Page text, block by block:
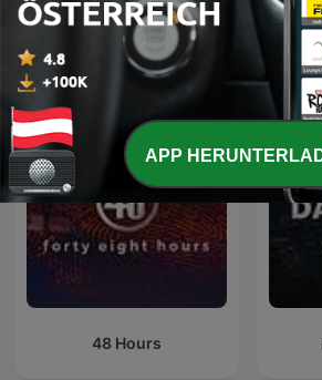
stern Crime -
Spurensuche
48 Hours
APP